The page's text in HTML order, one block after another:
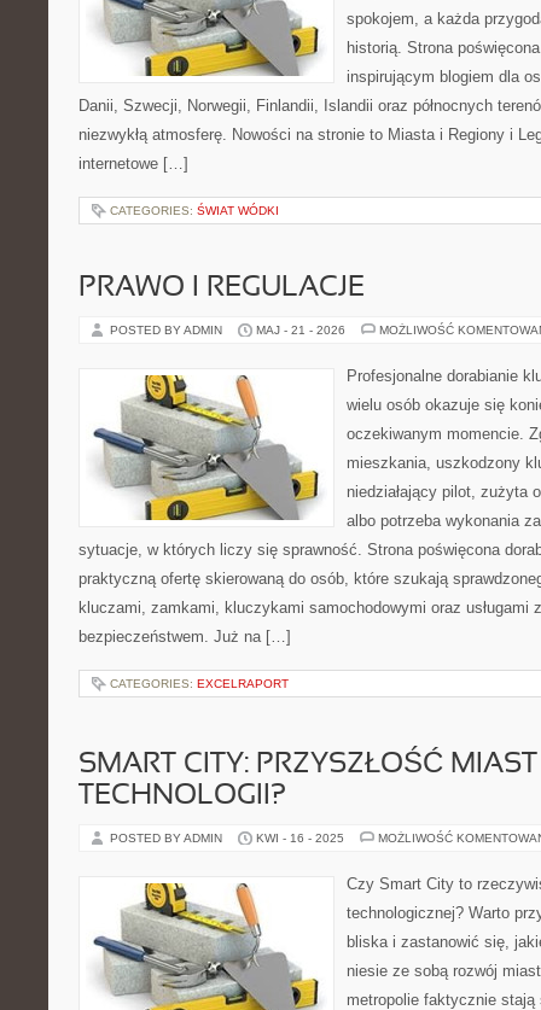
spokojem, a każda
historią. Strona
inspirującym blogiem dla
Danii, Szwecji, Norwegii, Finlandii, Islandii oraz północnych
niezwykłą atmosferę. Nowości na stronie to Miasta i Regiony i
internetowe […]
CATEGORIES: ŚWIAT WÓDKI
PRAWO I REGULACJE
POSTED BY ADMIN MAJ - 21 - 2026 MOŻLIWOŚĆ
Profesjonalne dorabianie
wielu osób okazuje się
oczekiwanym momencie.
mieszkania, uszkodzony
niedziałający pilot, zużyta
albo potrzeba wykonania
sytuacje, w których liczy się sprawność. Strona poświęcona
praktyczną ofertę skierowaną do osób, które szukają
kluczami, zamkami, kluczykami samochodowymi oraz usługami
bezpieczeństwem. Już na […]
CATEGORIES: EXCELRAPORT
SMART CITY: PRZYSZŁOŚĆ
TECHNOLOGII?
POSTED BY ADMIN KWI - 16 - 2025 MOŻLIWOŚĆ
Czy Smart City to
technologicznej? Warto
bliska i zastanowić się,
niesie ze sobą rozwój
metropolie faktycznie